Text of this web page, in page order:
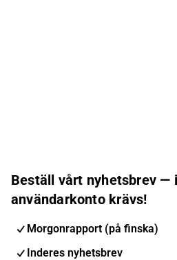
Beställ vårt nyhetsbrev —
användarkonto krävs!
Morgonrapport (på finska)
Inderes nyhetsbrev